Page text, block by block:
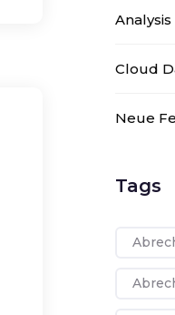
Analysis
Cloud
Neue
Tags